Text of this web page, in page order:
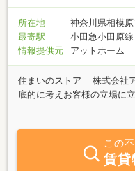
所在地
神奈川県相模
最寄駅
小田急小田原
情報提供元
アットホーム
住まいのストア 株式会社
底的に考えお客様の立場に
を利用したオンライン検索
社、住み替えるなら不動産
目的に応じてその会社に相
年の知識と質の高いスタッ
この
賃貸